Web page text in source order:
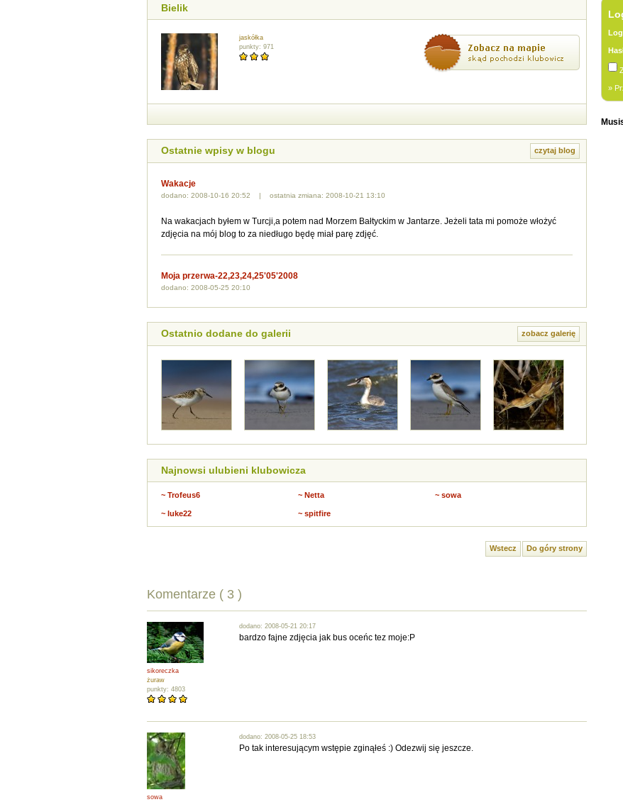
Bielik
jaskółka
punkty: 971
Ostatnie wpisy w blogu czytaj blog
Wakacje
dodano: 2008-10-16 20:52 | ostatnia zmiana: 2008-10-21 13:10
Na wakacjach byłem w Turcji,a potem nad Morzem Bałtyckim w Jantarze. Jeżeli tata mi pomoże włożyć
zdjęcia na mój blog to za niedługo będę miał parę zdjęć.
Moja przerwa-22,23,24,25'05'2008
dodano: 2008-05-25 20:10
Ostatnio dodane do galerii zobacz galerię
Najnowsi ulubieni klubowicza
~ Trofeus6 ~ Netta ~ sowa
~ luke22 ~ spitfire
Do góry strony
Wstecz
Komentarze ( 3 )
sikoreczka
żuraw
punkty: 4803
dodano: 2008-05-21 20:17
bardzo fajne zdjęcia jak bus oceńc tez moje:P
sowa
dodano: 2008-05-25 18:53
Po tak interesującym wstępie zginąłeś :) Odezwij się jeszcze.
»